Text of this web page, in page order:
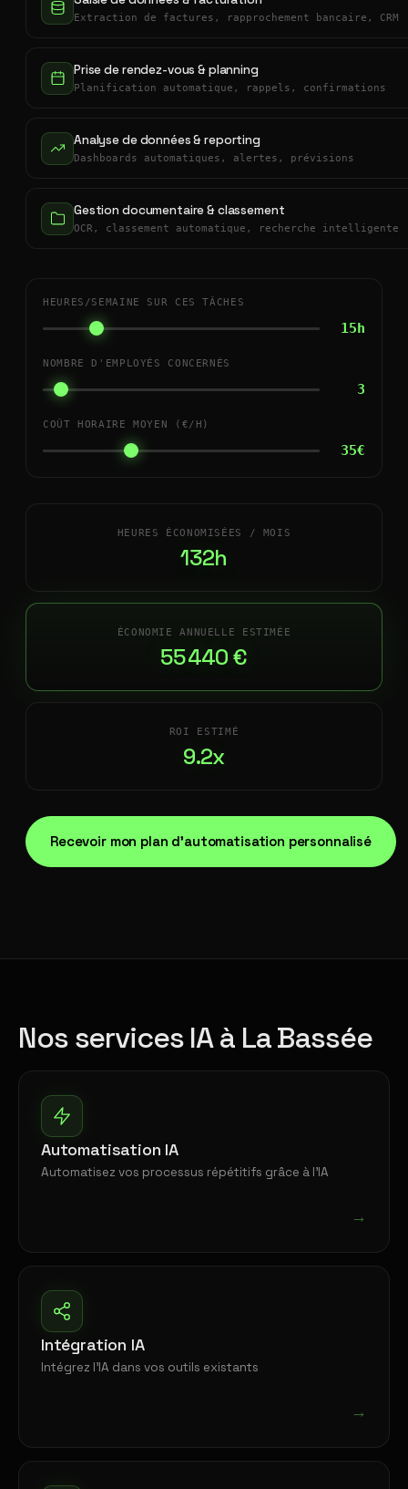
Extraction de factures, rapprochement bancaire, CRM
Prise de rendez-vous & planning
Planification automatique, rappels, confirmations
Analyse de données & reporting
Dashboards automatiques, alertes, prévisions
Gestion documentaire & classement
OCR, classement automatique, recherche intelligente
HEURES/SEMAINE SUR CES TÂCHES
15h
NOMBRE D'EMPLOYÉS CONCERNÉS
3
COÛT HORAIRE MOYEN (€/H)
35€
HEURES ÉCONOMISÉES / MOIS
132h
ÉCONOMIE ANNUELLE ESTIMÉE
55 440 €
ROI ESTIMÉ
9.2x
Recevoir mon plan d'automatisation personnalisé
Nos services IA à La Bassée
Automatisation IA
Automatisez vos processus répétitifs grâce à l'IA
→
Intégration IA
Intégrez l'IA dans vos outils existants
→